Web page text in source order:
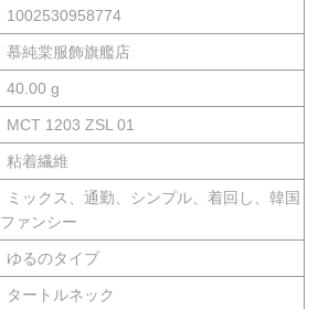
1002530958774
慕純棠服飾旗艦店
40.00 g
MCT 1203 ZSL 01
粘着繊維
ミックス、通勤、シンプル、着回し、韓国
ファンシー
ゆるのタイプ
タートルネック